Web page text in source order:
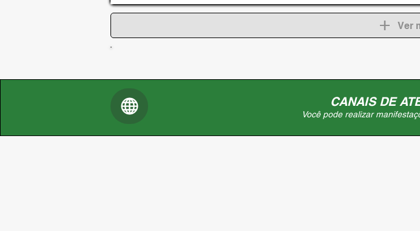
Ver
CANAIS DE
Você pode realizar